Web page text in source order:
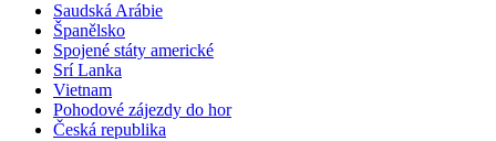
Saudská Arábie
Španělsko
Spojené státy americké
Srí Lanka
Vietnam
Pohodové zájezdy do hor
Česká republika